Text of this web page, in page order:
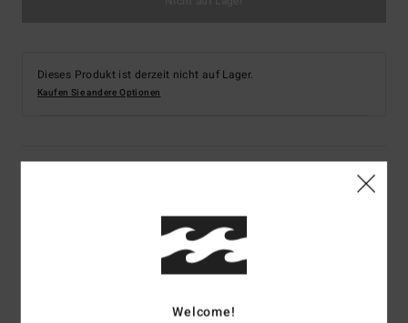
Dieses Produkt ist derzeit nicht auf Lager.
Kaufen Sie andere Optionen
Farbcodeofb
Welcome!